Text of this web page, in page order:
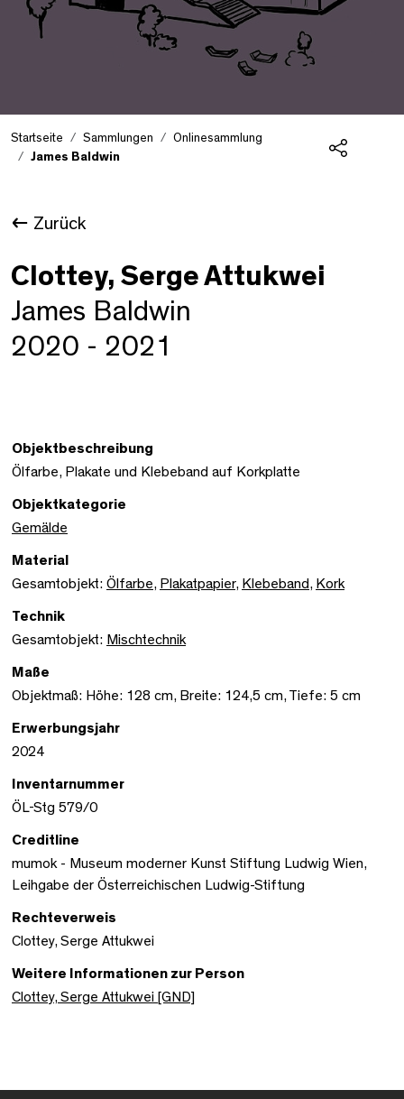
Startseite Sammlungen
Onlinesammlung
James Baldwin
Zurück
Clottey, Serge Attukwei
James Baldwin
2020 - 2021
Objektbeschreibung
Ölfarbe, Plakate und Klebeband auf Korkplatte
Objektkategorie
Gemälde
Material
Gesamtobjekt: Ölfarbe, Plakatpapier, Klebeband, Kork
Technik
Gesamtobjekt: Mischtechnik
Maße
Objektmaß: Höhe: 128 cm, Breite: 124,5 cm, Tiefe: 5 cm
Erwerbungsjahr
2024
Inventarnummer
ÖL-Stg 579/0
Creditline
mumok - Museum moderner Kunst Stiftung Ludwig Wien,
Leihgabe der Österreichischen Ludwig-Stiftung
Rechteverweis
Clottey, Serge Attukwei
Weitere Informationen zur Person
Clottey, Serge Attukwei [GND]